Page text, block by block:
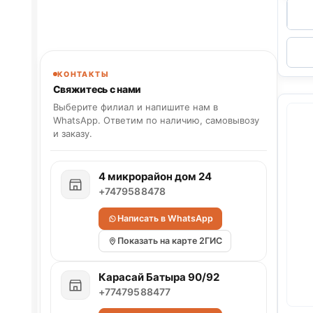
КОНТАКТЫ
Свяжитесь с нами
Выберите филиал и напишите нам в
WhatsApp. Ответим по наличию, самовывозу
и заказу.
4 микрорайон дом 24
+7479588478
Написать в WhatsApp
Показать на карте 2ГИС
Карасай Батыра 90/92
+77479588477